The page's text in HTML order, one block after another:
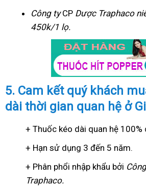
Công tyCP Dược Traphaco
450k/1 lọ.
5. Cam kết quý khách
dài thời gian quan hệ ở
+ Thuốc kéo dài quan hệ 100%
+ Hạn sử dụng 3 đến 5 năm.
+ Phân phổi nhập khẩu bởi
Traphaco.